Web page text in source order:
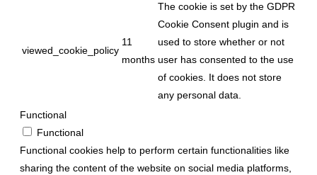
viewed_cookie_policy
11
months
The cookie is set by the GDPR
Cookie Consent plugin and is
used to store whether or not
user has consented to the use
of cookies. It does not store
any personal data.
Functional
Functional
Functional cookies help to perform certain functionalities like
sharing the content of the website on social media platforms,